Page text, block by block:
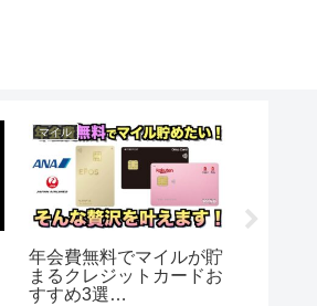
クルーズ
3月22日(金)18時00分か
ら生配信💖『クルーズ
TV 情報交換会』経済ニ